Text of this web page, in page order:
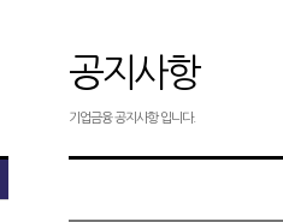
공지사항
기업금융 공지사항 입니다.